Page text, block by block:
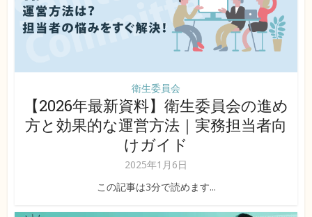
衛生委員会
【2026年最新資料】衛生委員会の進め
方と効果的な運営方法｜実務担当者向
けガイド
2025年1月6日
この記事は3分で読めます...